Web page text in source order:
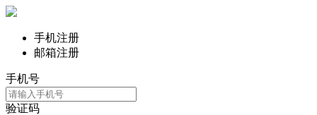
手机注册
邮箱注册
手机号
验证码